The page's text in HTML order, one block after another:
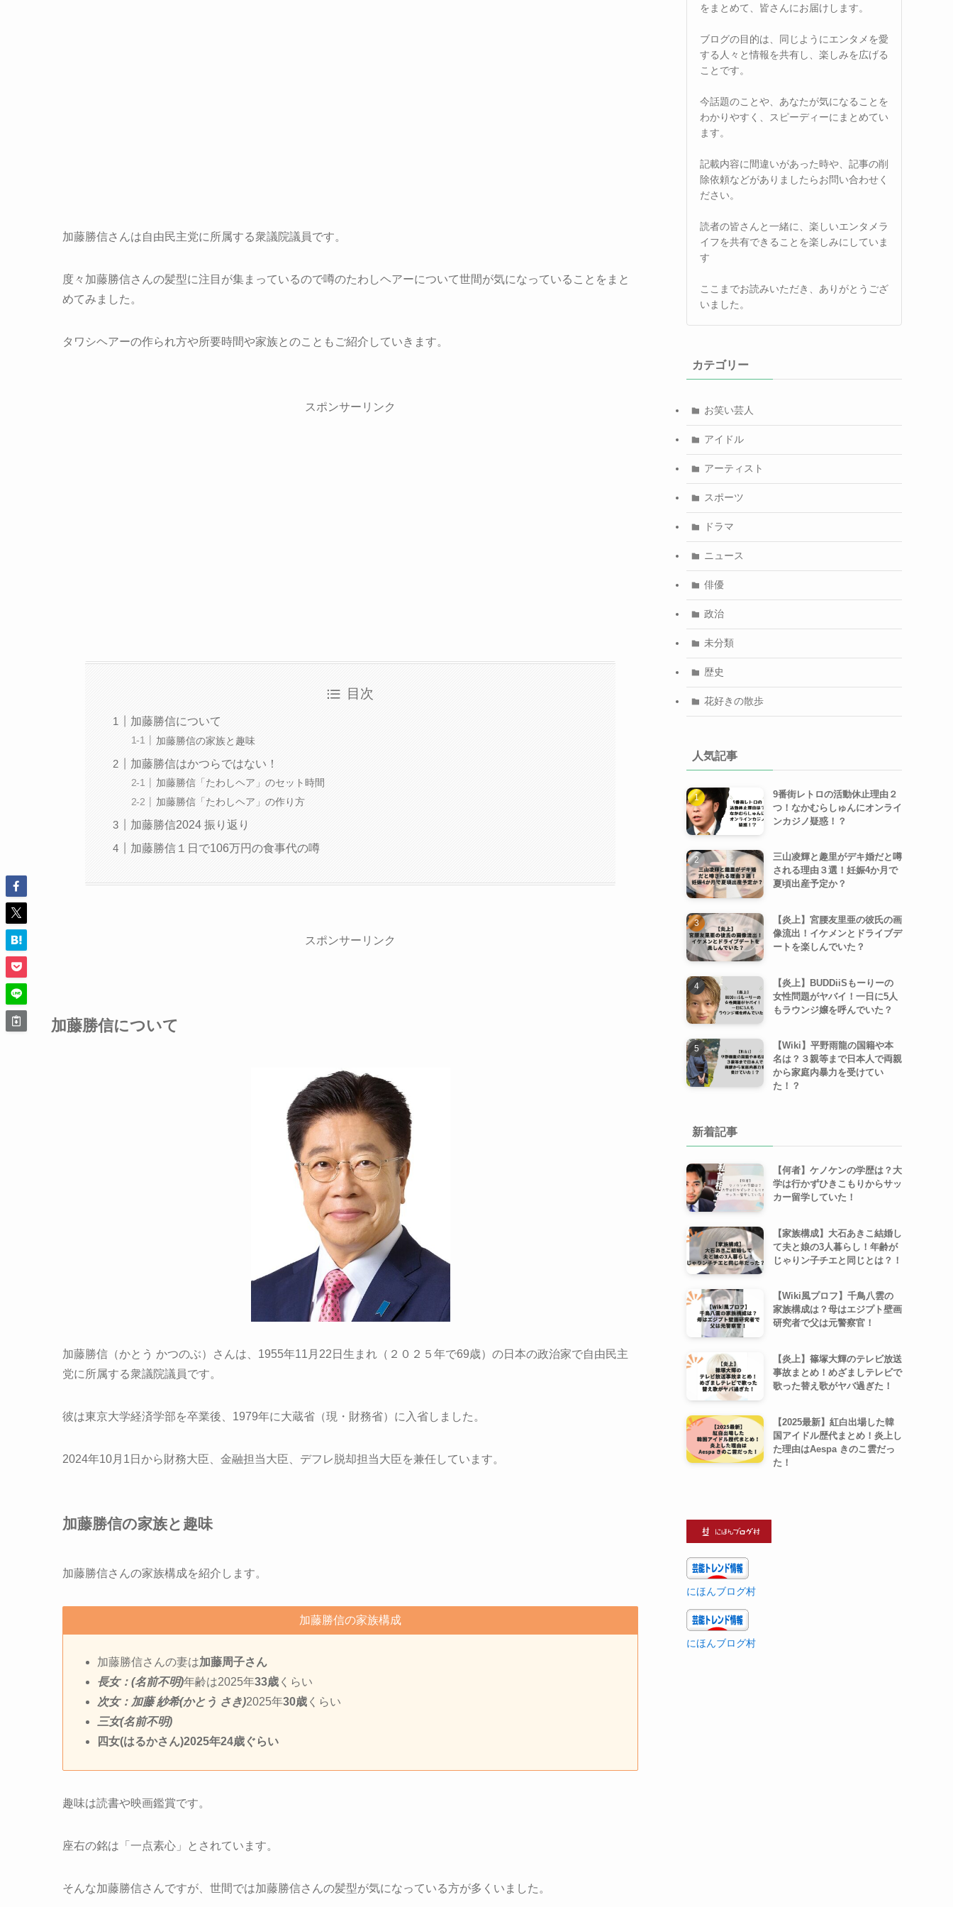
加藤勝信さんは自由民主党に所属する衆議院議員です。
度々加藤勝信さんの髪型に注目が集まっているので噂のたわしヘアーについて世間が気になっていることをまと
めてみました。
タワシヘアーの作られ方や所要時間や家族とのこともご紹介していきます。
スポンサーリンク
目次
加藤勝信について
加藤勝信の家族と趣味
加藤勝信はかつらではない！
加藤勝信「たわしヘア」のセット時間
加藤勝信「たわしヘア」の作り方
加藤勝信2024 振り返り
加藤勝信１日で106万円の食事代の噂
スポンサーリンク
加藤勝信について
加藤勝信（かとう かつのぶ）さんは、1955年11月22日生まれ（２０２５年で69歳）の日本の政治家で自由民主
党に所属する衆議院議員です。
彼は東京大学経済学部を卒業後、1979年に大蔵省（現・財務省）に入省しました。
2024年10月1日から財務大臣、金融担当大臣、デフレ脱却担当大臣を兼任しています。
加藤勝信の家族と趣味
加藤勝信さんの家族構成を紹介します。
加藤勝信の家族構成
加藤勝信さんの妻は加藤周子さん
長女：(名前不明)年齢は2025年33歳 くらい
次女：加藤 紗希(かとう さき)2025年30歳 くらい
三女(名前不明)
四女(はるかさん)2025年24歳ぐらい
趣味は読書や映画鑑賞です。
座右の銘は「一点素心」とされています。
そんな加藤勝信さんですが、世間では加藤勝信さんの髪型が気になっている方が多くいました。
をまとめて、皆さんにお届けします。
ブログの目的は、同じようにエンタメを愛
する人々と情報を共有し、楽しみを広げる
ことです。
今話題のことや、あなたが気になることを
わかりやすく、スピーディーにまとめてい
ます。
記載内容に間違いがあった時や、記事の削
除依頼などがありましたらお問い合わせく
ださい。
読者の皆さんと一緒に、楽しいエンタメラ
イフを共有できることを楽しみにしていま
す
ここまでお読みいただき、ありがとうござ
いました。
カテゴリー
お笑い芸人
アイドル
アーティスト
スポーツ
ドラマ
ニュース
俳優
政治
未分類
歴史
花好きの散歩
人気記事
9番街レトロの活動休止理由２
つ！なかむらしゅんにオンライ
ンカジノ疑惑！？
三山凌輝と趣里がデキ婚だと噂
される理由３選！妊娠4か月で
夏頃出産予定か？
【炎上】宮腰友里亜の彼氏の画
像流出！イケメンとドライブデ
ートを楽しんでいた？
【炎上】BUDDiiSもーりーの
女性問題がヤバイ！一日に5人
もラウンジ嬢を呼んでいた？
【Wiki】平野雨龍の国籍や本
名は？３親等まで日本人で両親
から家庭内暴力を受けてい
た！？
新着記事
【何者】ケノケンの学歴は？大
学は行かずひきこもりからサッ
カー留学していた！
【家族構成】大石あきこ結婚し
て夫と娘の3人暮らし！年齢が
じゃりン子チエと同じとは？！
【Wiki風プロフ】千鳥八雲の
家族構成は？母はエジプト壁画
研究者で父は元警察官！
【炎上】篠塚大輝のテレビ放送
事故まとめ！めざましテレビで
歌った替え歌がヤバ過ぎた！
【2025最新】紅白出場した韓
国アイドル歴代まとめ！炎上し
た理由はAespa きのこ雲だっ
た！
にほんブログ村
にほんブログ村